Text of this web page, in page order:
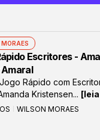
Escritores -
Rápido com
Kristensen...
WILSON MORAES